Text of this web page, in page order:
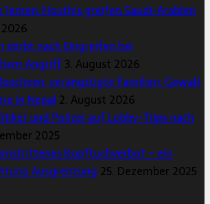
Jemen: Houthis greifen Saudi-Arabien
stirbt nach Eingreifen bei
Angriff3. August 2026
verängstigte Familien: Gewalt
in Nepal 2. August 2026
und Polizei auf Lobby-Trips nach
2025
Kopftuchverbot – ein
Ausgrenzung 25. Dezember 2025